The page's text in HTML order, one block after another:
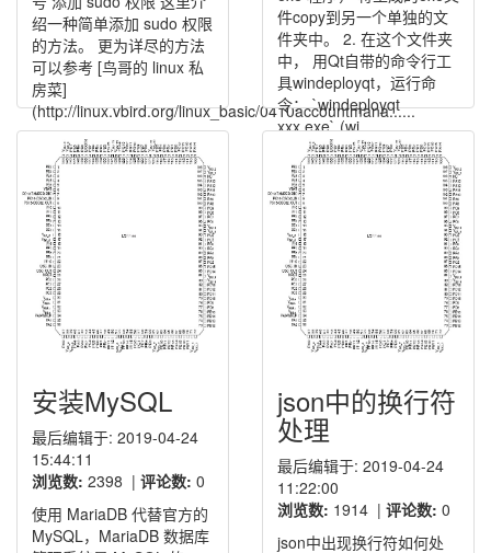
绍一种简单添加 sudo 权限
的方法。 更为详尽的方法
可以参考 [鸟哥的 linux 私
房菜]
(http://linux.vbird.org/linux_basic/0410accountmana......
件copy到另一个单独的文
件夹中。 2. 在这个文件夹
中， 用Qt自带的命令行工
具windeployqt，运行命
令： `windeployqt
xxx.exe` (wi......
安装MySQL
最后编辑于: 2019-04-24
15:44:11
浏览数: 2398 | 评论数: 0
使用 MariaDB 代替官方的
MySQL，MariaDB 数据库
json中的换行符
处理
最后编辑于: 2019-04-24
11:22:00
浏览数: 1914 | 评论数: 0
json中出现换行符如何处